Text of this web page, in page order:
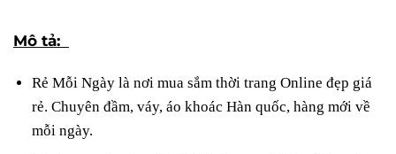
Mô tả:
Rẻ Mỗi Ngày là nơi mua sắm thời trang Online đẹp giá
rẻ. Chuyên đầm, váy, áo khoác Hàn quốc, hàng mới về
mỗi ngày.